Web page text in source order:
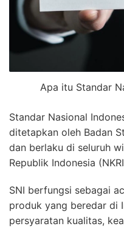
Apa itu Standar
Standar Nasional
ditetapkan oleh Badan
dan berlaku di seluruh
Republik Indonesia
SNI berfungsi sebagai
produk yang beredar di
persyaratan kualitas,